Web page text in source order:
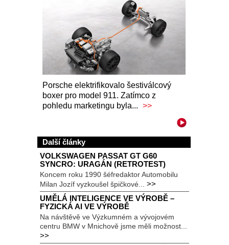
Porsche elektrifikovalo šestiválcový
boxer pro model 911. Zatímco z
pohledu marketingu byla... >>
Další články
VOLKSWAGEN PASSAT GT G60
SYNCRO: URAGÁN (RETROTEST)
Koncem roku 1990 šéfredaktor Automobilu
Milan Jozíf vyzkoušel špičkové... >>
UMĚLÁ INTELIGENCE VE VÝROBĚ –
FYZICKÁ AI VE VÝROBĚ
Na návštěvě ve Výzkumném a vývojovém
centru BMW v Mnichově jsme měli možnost...
>>